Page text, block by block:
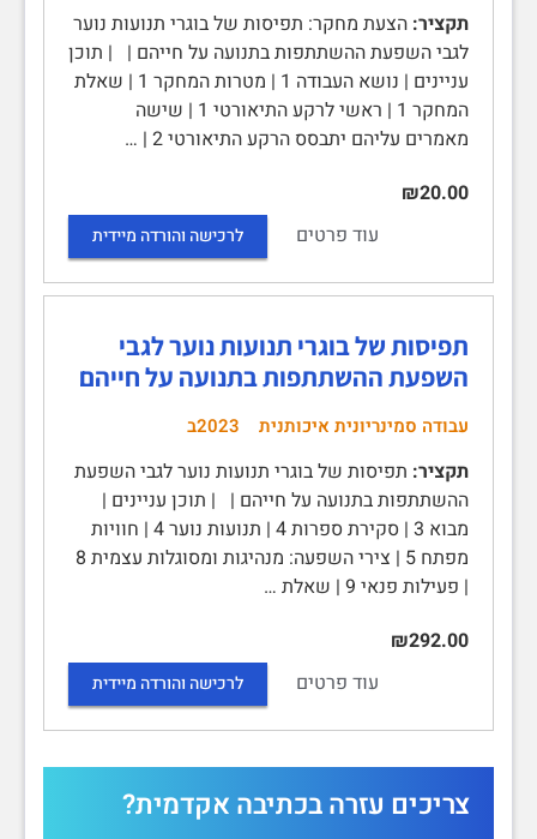
תקציר: הצעת מחקר: תפיסות של בוגרי תנועות נוער
לגבי השפעת ההשתתפות בתנועה על חייהם | | תוכן
עניינים | נושא העבודה 1 | מטרות המחקר 1 | שאלת
המחקר 1 | ראשי לרקע התיאורטי 1 | שישה
מאמרים עליהם יתבסס הרקע התיאורטי 2 | …
₪20.00
עוד פרטים
לרכישה והורדה מיידית
תפיסות של בוגרי תנועות נוער לגבי
השפעת ההשתתפות בתנועה על חייהם
עבודה סמינריונית איכותנית 2023ב
תקציר: תפיסות של בוגרי תנועות נוער לגבי השפעת
ההשתתפות בתנועה על חייהם | | תוכן עניינים |
מבוא 3 | סקירת ספרות 4 | תנועות נוער 4 | חוויות
מפתח 5 | צירי השפעה: מנהיגות ומסוגלות עצמית 8
| פעילות פנאי 9 | שאלת …
₪292.00
עוד פרטים
לרכישה והורדה מיידית
צריכים עזרה בכתיבה אקדמית?